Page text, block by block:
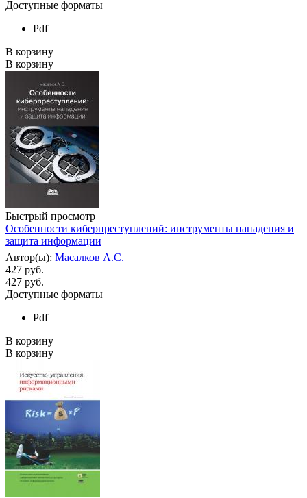
Доступные форматы
Pdf
В корзину
В корзину
Быстрый просмотр
Особенности киберпреступлений: инструменты нападения и
защита информации
Автор(ы): Масалков А.С.
427 руб.
427 руб.
Доступные форматы
Pdf
В корзину
В корзину